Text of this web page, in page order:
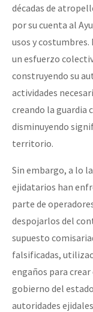
décadas de
por su cuenta al
usos y
un esfuerzo
construyendo su
actividades
creando la guardia
disminuyendo
territorio.
Sin embargo, a lo
ejidatarios han
parte de
despojarlos del
supuesto
falsificadas,
engaños para
gobierno del
autoridades